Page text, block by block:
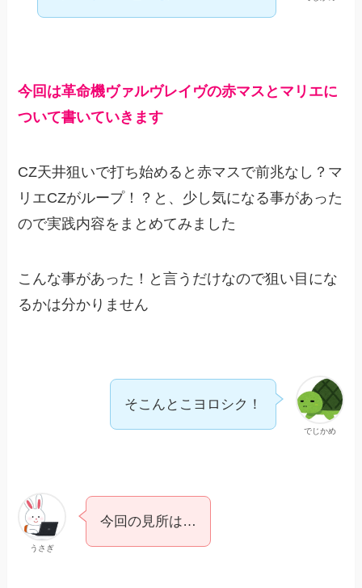
今回は革命機ヴァルヴレイヴの赤マスとマリエに
ついて書いていきます
CZ天井狙いで打ち始めると赤マスで前兆なし？マ
リエCZがループ！？と、少し気になる事があった
ので実践内容をまとめてみました
こんな事があった！と言うだけなので狙い目にな
るかは分かりません
でじかめ
そこんとこヨロシク！
うさぎ
今回の見所は…